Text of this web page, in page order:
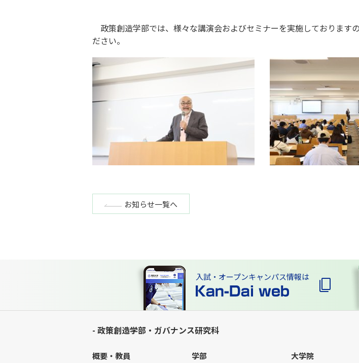
政策創造学部では、様々な講演会およびセミナーを実施しております
ださい。
お知らせ一覧へ
入試・オープンキャンパス情報は
- 政策創造学部・ガバナンス研究科
概要・教員 学部 大学院